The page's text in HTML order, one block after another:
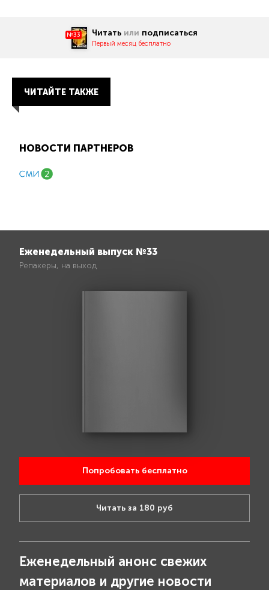
№33 Читать или подписаться
Первый месяц бесплатно
ЧИТАЙТЕ ТАКЖЕ
НОВОСТИ ПАРТНЕРОВ
Еженедельный выпуск №33
Репакеры, на выход
Попробовать бесплатно
Читать за 180 руб
Еженедельный анонс свежих
материалов и другие новости